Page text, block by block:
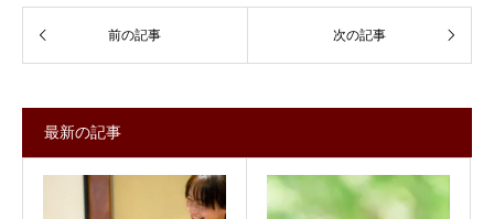
最新の記事